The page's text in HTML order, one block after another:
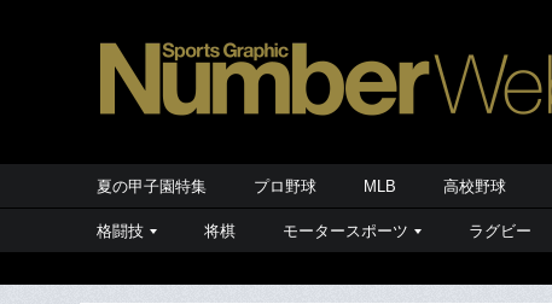
夏の甲子園特集 プロ野球 MLB 高校野球
格闘技 将棋 モータースポーツ ラグビー